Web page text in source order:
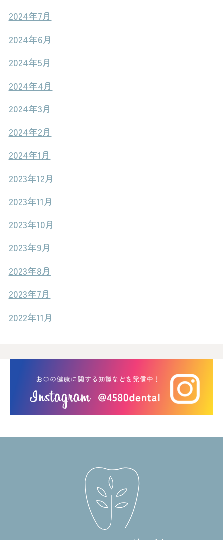
2024年7月
2024年6月
2024年5月
2024年4月
2024年3月
2024年2月
2024年1月
2023年12月
2023年11月
2023年10月
2023年9月
2023年8月
2023年7月
2022年11月